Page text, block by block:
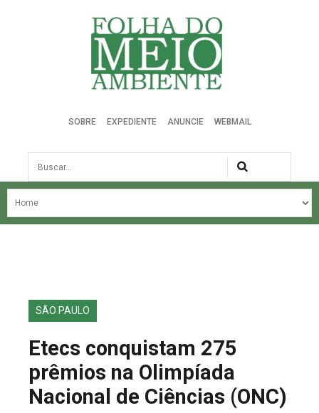
Folha do Meio Ambiente
SOBRE EXPEDIENTE ANUNCIE WEBMAIL
Busca
NOSSA HISTÓRIA
EDIÇÕES ANTERIORES
FALE CONOSCO
SÃO PAULO
Etecs conquistam 275
prêmios na Olimpíada
Nacional de Ciências (ONC)